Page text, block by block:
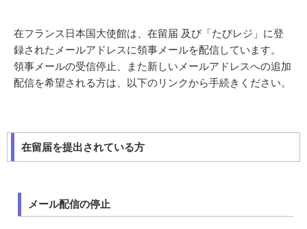
在フランス日本国大使館は、在留届 及び「たびレジ」に登
録されたメールアドレスに領事メールを配信しています。
領事メールの受信停止、また新しいメールアドレスへの追加
配信を希望される方は、以下のリンクから手続きください。
在留届を提出されている方
メール配信の停止